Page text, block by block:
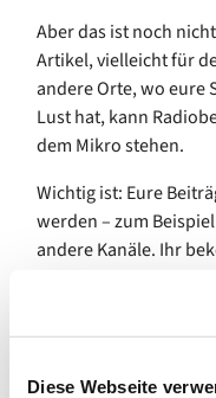
Diese Webseite
Aber das ist noch
Artikel, vielleicht für
andere Orte, wo eure
Lust hat, kann
dem Mikro stehen.
Wichtig ist: Eure
werden – zum
andere Kanäle. Ihr
Los geht’s am
Driesch 1-3.